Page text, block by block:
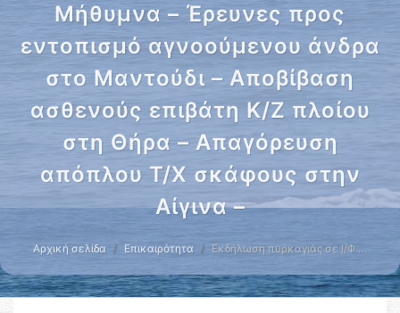
Μήθυμνα – Έρευνες προς
εντοπισμό αγνοούμενου άνδρα
στο Μαντούδι – Αποβίβαση
ασθενούς επιβάτη Κ/Ζ πλοίου
στη Θήρα – Απαγόρευση
απόπλου Τ/Χ σκάφους στην
Αίγινα –
Αρχική σελίδα Επικαιρότητα Εκδήλωση πυρκαγιάς σε Ι/Φ …